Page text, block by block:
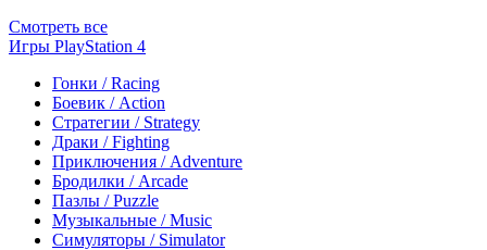
Смотреть все
Игры PlayStation 4
Гонки / Racing
Боевик / Action
Стратегии / Strategy
Драки / Fighting
Приключения / Adventure
Бродилки / Arcade
Пазлы / Puzzle
Музыкальные / Music
Симуляторы / Simulator